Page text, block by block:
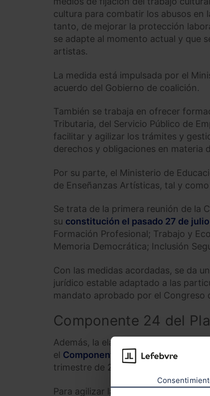
cultura para combatir los abusos
tanto, de mejorar la protección
se adapte al momento actual y que
artistas.
La medida está impulsada por el
acuerdo del Gobierno de coalición.
También se trabaja en ofrecer
Tributaria, del Servicio Público de
facilitar y agilizar los trámites y
derechos y obligaciones en materia
Por su parte, el Ministerio de
de Enseñanzas Artísticas, tal y
Se trata de la primera reunión de la
su constitución el pasado 27 de julio
Formación Profesional; Trabajo y
Memoria Democrática; Inclusión
Con las medidas acordadas, se da
jurídico estable adaptado a las
mandato aprobado por el Congreso
Componente 24 del
Además, la elaboración del Estatuto
el Componente 24 del Plan de
trimestre de 2022 se deben impulsar
Para agilizar la adopción de las